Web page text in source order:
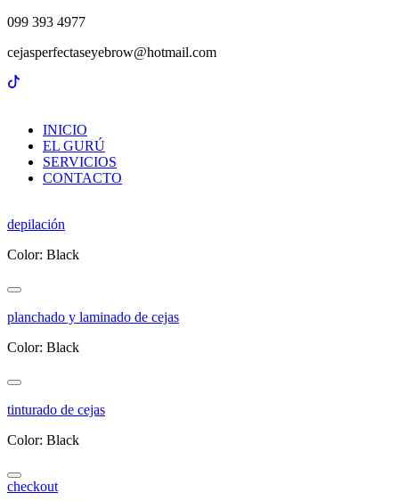
099 393 4977
cejasperfectaseyebrow@hotmail.com
INICIO
EL GURÚ
SERVICIOS
CONTACTO
depilación
Color: Black
planchado y laminado de cejas
Color: Black
tinturado de cejas
Color: Black
checkout